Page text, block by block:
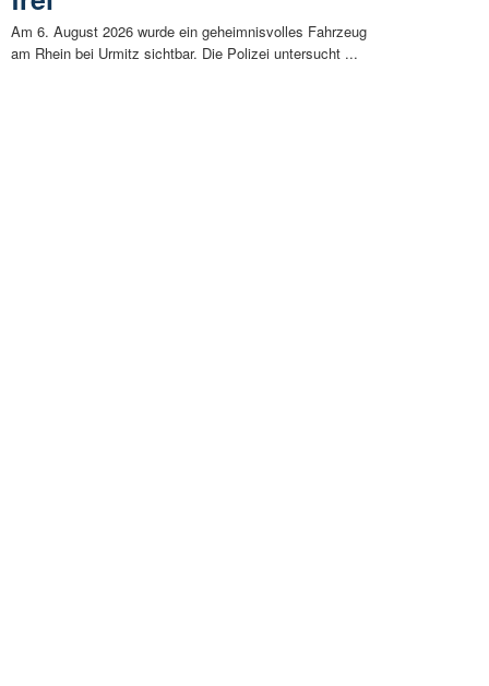
Am 6. August 2026 wurde ein geheimnisvolles Fahrzeug
am Rhein bei Urmitz sichtbar. Die Polizei untersucht ...